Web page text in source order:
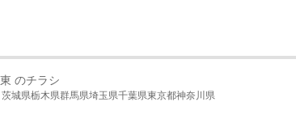
のチラシ
茨城県栃木県群馬県埼玉県千葉県東京都神奈川県